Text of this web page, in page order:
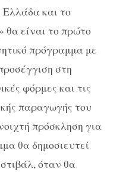
και το
θα είναι το πρώτο
πρόγραμμα με
στη
φόρμες και τις
παραγωγής του
πρόσκληση για
θα δημοσιευτεί
όταν θα